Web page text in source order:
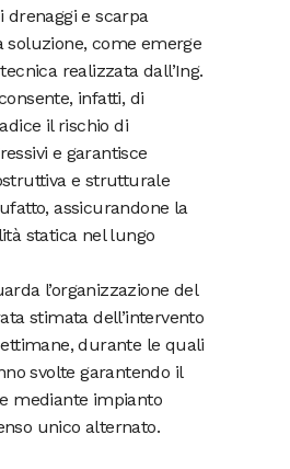
drenaggi e scarpa
soluzione, come emerge
realizzata dall’Ing.
infatti, di
il rischio di
e garantisce
e strutturale
assicurandone la
statica nel lungo
l’organizzazione del
stimata dell’intervento
durante le quali
svolte garantendo il
mediante impianto
unico alternato.